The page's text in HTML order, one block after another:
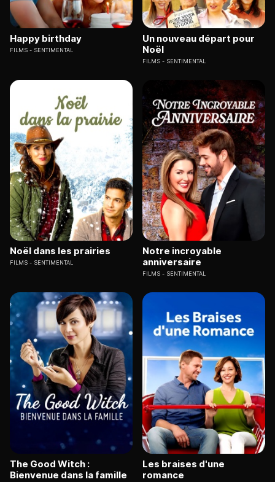
Happy birthday
FILMS SENTIMENTAL
Un nouveau départ pour
Noël
FILMS SENTIMENTAL
Noël dans les prairies
FILMS SENTIMENTAL
Notre incroyable
anniversaire
FILMS SENTIMENTAL
The Good Witch :
Bienvenue dans la famille
Les braises d'une
romance